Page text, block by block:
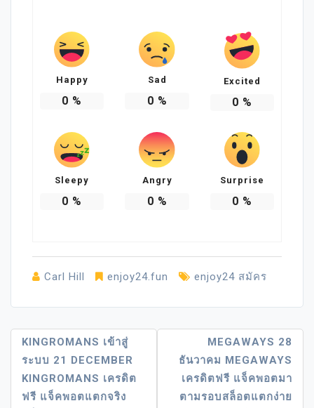
Happy
0 %
Sad
0 %
Excited
0 %
Sleepy
0 %
Angry
0 %
Surprise
0 %
Carl Hill enjoy24.fun enjoy24 สมัคร
แนะแนว
เรื่อง
KINGROMANS เข้าสู่
ระบบ 21 DECEMBER
KINGROMANS เครดิต
ฟรี แจ็คพอตแตกจริง
MEGAWAYS 28
ธันวาคม MEGAWAYS
เครดิตฟรี แจ็คพอตมา
ตามรอบสล็อตแตกง่าย